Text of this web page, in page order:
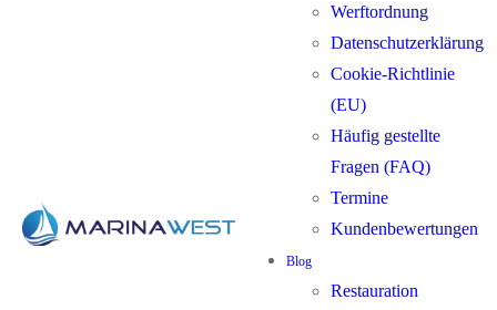
Werftordnung
Datenschutzerklärung
Cookie-Richtlinie
(EU)
Häufig gestellte
Fragen (FAQ)
Termine
Kundenbewertungen
Blog
Restauration